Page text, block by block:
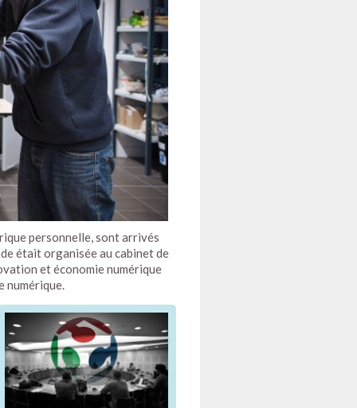
personnelle, sont arrivés
était organisée au cabinet de
et économie numérique
numérique.